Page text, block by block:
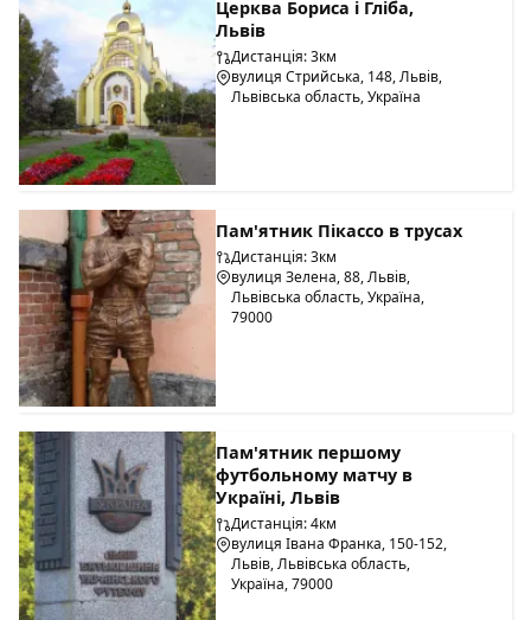
Церква Бориса і Гліба,
Львів
Дистанція: 3км
вулиця Стрийська, 148, Львів,
Львівська область, Україна
Пам'ятник Пікассо в трусах
Дистанція: 3км
вулиця Зелена, 88, Львів,
Львівська область, Україна,
79000
Пам'ятник першому
футбольному матчу в
Україні, Львів
Дистанція: 4км
вулиця Івана Франка, 150-152,
Львів, Львівська область,
Україна, 79000